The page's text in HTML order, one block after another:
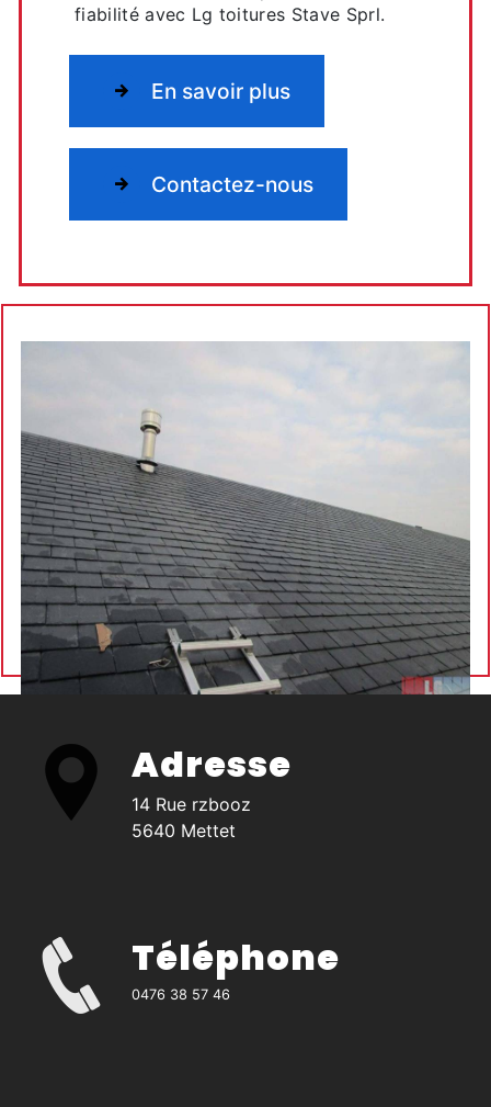
fiabilité avec Lg toitures Stave Sprl.
En savoir plus
Contactez-nous
Adresse
14 Rue rzbooz
5640 Mettet
Téléphone
0476 38 57 46